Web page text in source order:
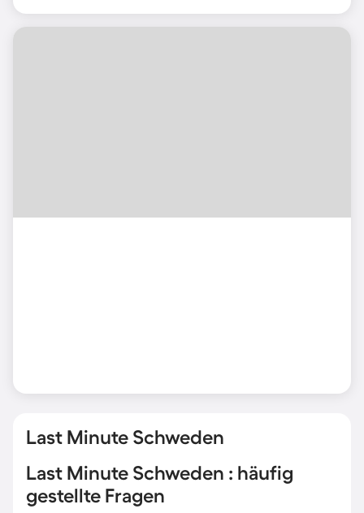
Last Minute Schweden
Last Minute Schweden : häufig
gestellte Fragen